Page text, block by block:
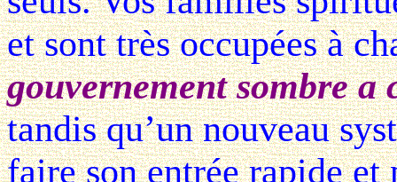
et sont très occupées à
gouvernement sombre a
tandis qu’un nouveau
faire son entrée rapide